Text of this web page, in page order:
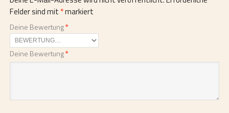
Felder sind mit *markiert
Deine Bewertung*
Deine Bewertung*